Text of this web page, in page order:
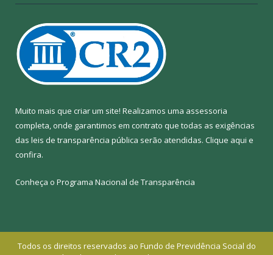
Muito mais que criar um site! Realizamos uma assessoria
completa, onde garantimos em contrato que todas as exigências
das leis de transparência pública serão atendidas. Clique aqui e
confira.
Conheça o Programa Nacional de Transparência
Todos os direitos reservados ao Fundo de Previdência Social do